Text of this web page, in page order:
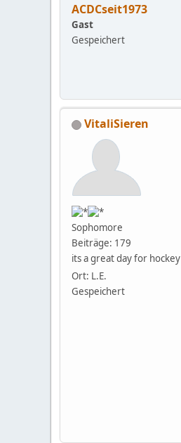
ACDCseit1973
Gast
Gespeichert
VitaliSieren
Sophomore
Beiträge: 179
its a great day for hockey
Ort: L.E.
Gespeichert